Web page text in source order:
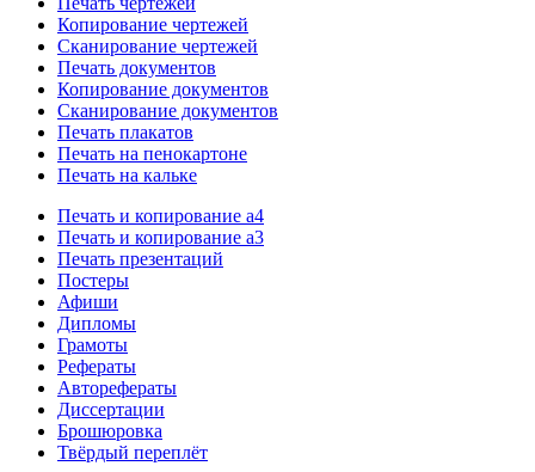
Копирование чертежей
Сканирование чертежей
Печать документов
Копирование документов
Сканирование документов
Печать плакатов
Печать на пенокартоне
Печать на кальке
Печать и копирование а4
Печать и копирование а3
Печать презентаций
Постеры
Афиши
Дипломы
Грамоты
Рефераты
Авторефераты
Диссертации
Брошюровка
Твёрдый переплёт